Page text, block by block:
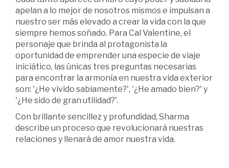
apelan a lo mejor de nosotros mismos e impulsan a
nuestro ser más elevado a crear la vida con la que
siempre hemos soñado. Para Cal Valentine, el
personaje que brinda al protagonista la
oportunidad de emprender una especie de viaje
iniciático, las únicas tres preguntas necesarias
para encontrar la armonía en nuestra vida exterior
son: '¿He vivido sabiamente?', '¿He amado bien?' y
'¿He sido de gran utilidad?'.
Con brillante sencillez y profundidad, Sharma
describe un proceso que revolucionará nuestras
relaciones y llenará de amor nuestra vida.